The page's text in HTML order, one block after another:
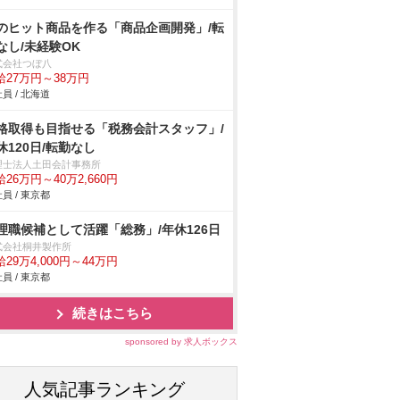
ヒット商品を作る「商品企画開発」/転
し/未経験OK
会社つぼ八
27万円～38万円
員 / 北海道
取得も目指せる「税務会計スタッフ」/
120日/転勤なし
士法人土田会計事務所
26万円～40万2,660円
員 / 東京都
職候補として活躍「総務」/年休126日
会社桐井製作所
29万4,000円～44万円
員 / 東京都
続きはこちら
sponsored by 求人ボックス
人気記事ランキング